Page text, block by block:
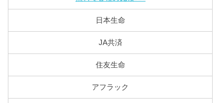
日本生命
JA共済
住友生命
アフラック